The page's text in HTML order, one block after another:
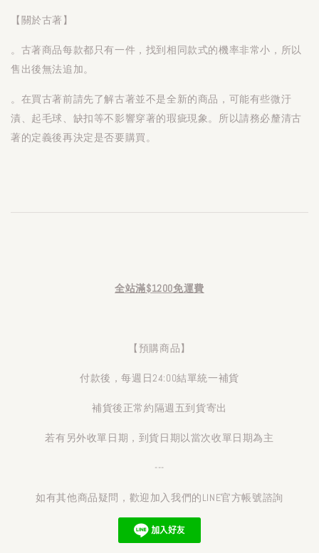
【關於古著】
。古著商品每款都只有一件，找到相同款式的機率非常小，所以
售出後無法追加。
。在買古著前請先了解古著並不是全新的商品，可能有些微汙
漬、起毛球、缺扣等不影響穿著的瑕疵現象。所以請務必釐清古
著的定義後再決定是否要購買。
全站滿$1200免運費
【預購商品】
付款後，每週日24:00結單統一補貨
補貨後正常約隔週五到貨寄出
若有另外收單日期，到貨日期以當次收單日期為主
---
如有其他商品疑問，歡迎加入我們的LINE官方帳號諮詢